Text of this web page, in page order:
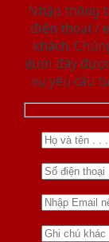
Nhập thông
điện thoại /
khách.
dưới đây
vụ yêu cầu